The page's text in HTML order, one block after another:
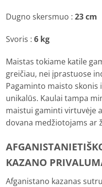
Dugno skersmuo : 23 cm
Svoris : 6 kg
Maistas tokiame katile
greičiau, nei įprastuose
Pagaminto maisto skonis
unikalūs. Kaulai tampa
maistui gaminti virtuvėje
dovana medžiotojams ar
KAZANO
Afganistano kazanas